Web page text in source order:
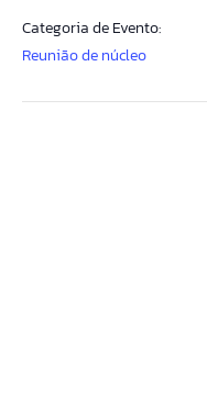
Categoria de Evento:
Reunião de núcleo